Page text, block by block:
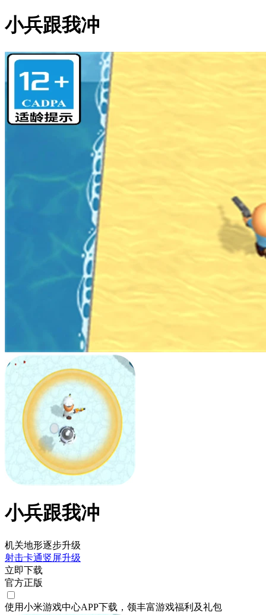
小兵跟我冲
小兵跟我冲
机关地形逐步升级
射击卡通竖屏升级
立即下载
官方正版
使用小米游戏中心APP下载 ，领丰富游戏福利 及礼包